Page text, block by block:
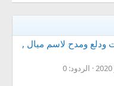
ومدح لاسم ميال ,
الردود: 0